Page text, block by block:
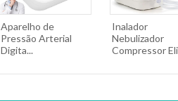
Aparelho de
Pressão Arterial
Digita...
Inalador
Nebulizador
Compressor